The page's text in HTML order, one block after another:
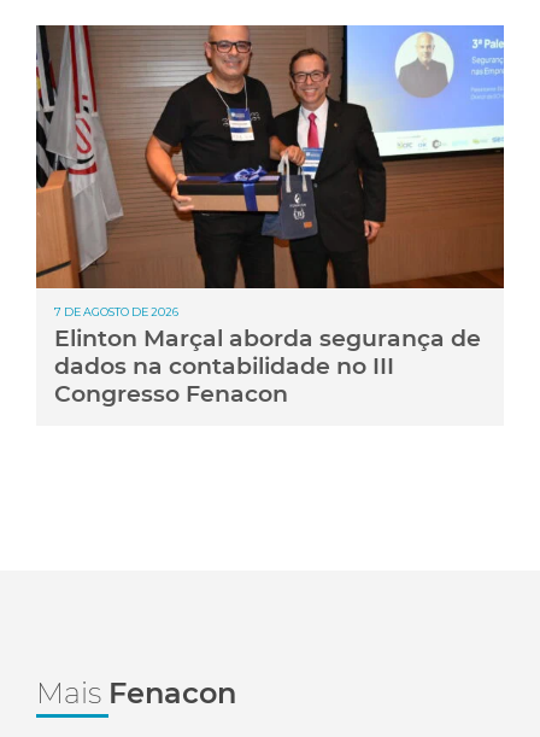
7 DE AGOSTO DE 2026
Elinton Marçal aborda segurança de
dados na contabilidade no III
Congresso Fenacon
Mais Fenacon